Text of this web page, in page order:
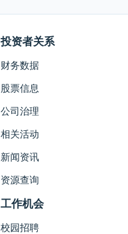
投资者关系
财务数据
股票信息
公司治理
相关活动
新闻资讯
资源查询
工作机会
校园招聘